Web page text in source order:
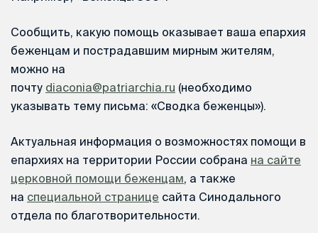
Сообщить, какую помощь оказывает ваша епархия
беженцам и пострадавшим мирным жителям,
можно на
почту diaconia@patriarchia.ru (необходимо
указывать тему письма: «Сводка беженцы»).
Актуальная информация о возможностях помощи в
епархиях на территории России собрана на сайте
церковной помощи беженцам, а также
на специальной странице сайта Синодального
отдела по благотворительности.